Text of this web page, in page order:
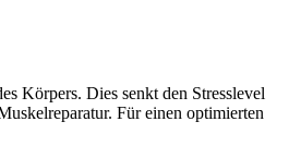
Körpers. Dies senkt den Stresslevel
Für einen optimierten